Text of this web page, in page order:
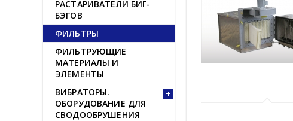
РАСТАРИВАТЕЛИ БИГ-
БЭГОВ
ФИЛЬТРЫ
ФИЛЬТРУЮЩИЕ
МАТЕРИАЛЫ И
ЭЛЕМЕНТЫ
ВИБРАТОРЫ.
ОБОРУДОВАНИЕ ДЛЯ
СВОДООБРУШЕНИЯ